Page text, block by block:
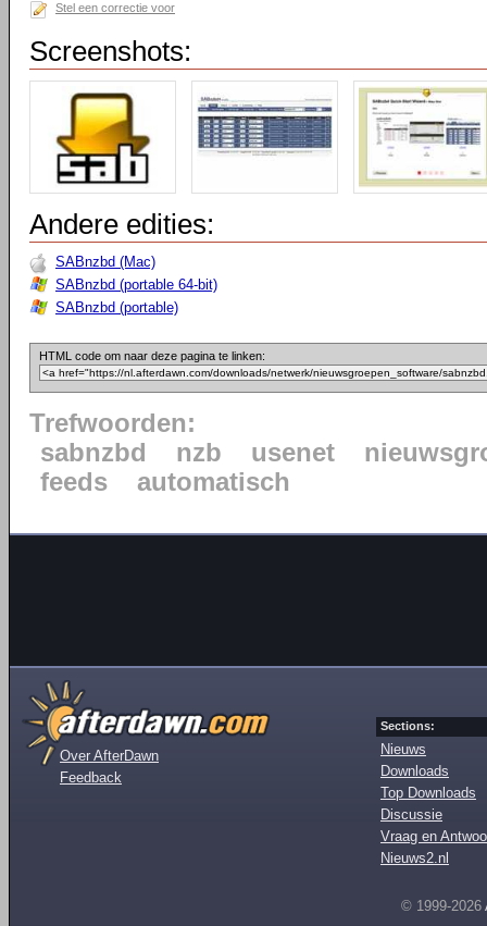
Stel een correctie voor
Screenshots:
Andere edities:
SABnzbd (Mac)
SABnzbd (portable 64-bit)
SABnzbd (portable)
HTML code om naar deze pagina te linken:
Trefwoorden:
sabnzbd
nzb usenet
feeds
automatisch
Over AfterDawn
Feedback
Sections:
Nieuws
Downloads
Top Downloads
Discussie
Vraag en
Nieuws2.nl
© 1999-2026